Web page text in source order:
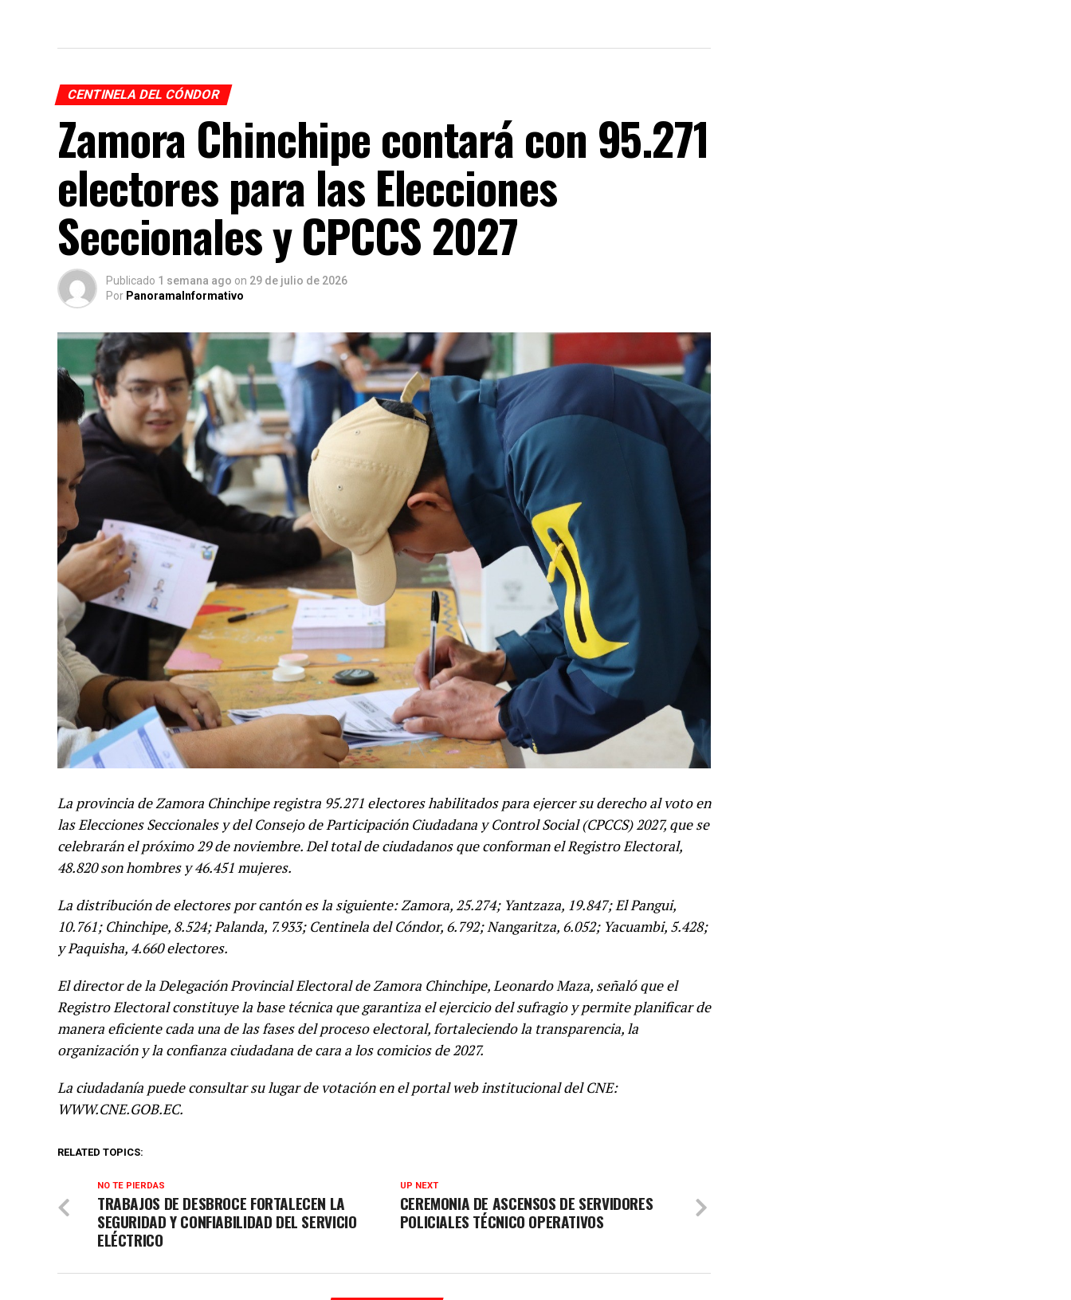
CENTINELA DEL CÓNDOR
Zamora Chinchipe contará con 95.271
electores para las Elecciones
Seccionales y CPCCS 2027
Publicado 1 semana ago on 29 de julio de 2026
Por PanoramaInformativo
La provincia de Zamora Chinchipe registra 95.271 electores habilitados para ejercer su derecho al voto en
las Elecciones Seccionales y del Consejo de Participación Ciudadana y Control Social (CPCCS) 2027, que se
celebrarán el próximo 29 de noviembre. Del total de ciudadanos que conforman el Registro Electoral,
48.820 son hombres y 46.451 mujeres.
La distribución de electores por cantón es la siguiente: Zamora, 25.274; Yantzaza, 19.847; El Pangui,
10.761; Chinchipe, 8.524; Palanda, 7.933; Centinela del Cóndor, 6.792; Nangaritza, 6.052; Yacuambi, 5.428;
y Paquisha, 4.660 electores.
El director de la Delegación Provincial Electoral de Zamora Chinchipe, Leonardo Maza, señaló que el
Registro Electoral constituye la base técnica que garantiza el ejercicio del sufragio y permite planificar de
manera eficiente cada una de las fases del proceso electoral, fortaleciendo la transparencia, la
organización y la confianza ciudadana de cara a los comicios de 2027.
La ciudadanía puede consultar su lugar de votación en el portal web institucional del CNE:
WWW.CNE.GOB.EC.
RELATED TOPICS:
UP NEXT
CEREMONIA DE ASCENSOS DE SERVIDORES
POLICIALES TÉCNICO OPERATIVOS
NO TE PIERDAS
TRABAJOS DE DESBROCE FORTALECEN LA
SEGURIDAD Y CONFIABILIDAD DEL SERVICIO
ELÉCTRICO